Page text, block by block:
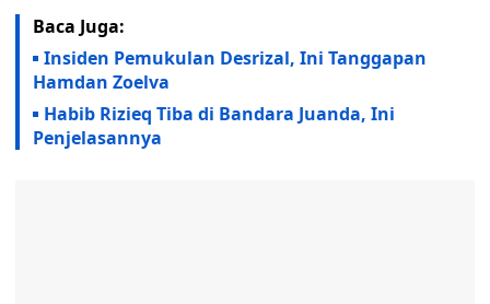
Baca Juga:
Insiden Pemukulan Desrizal, Ini Tanggapan
Hamdan Zoelva
Habib Rizieq Tiba di Bandara Juanda, Ini
Penjelasannya